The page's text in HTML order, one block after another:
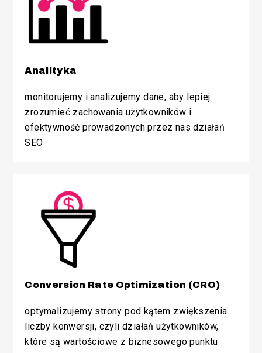
Analityka
monitorujemy i analizujemy dane, aby lepiej
zrozumieć zachowania użytkowników i
efektywność prowadzonych przez nas działań
SEO
Conversion Rate Optimization (CRO)
optymalizujemy strony pod kątem zwiększenia
liczby konwersji, czyli działań użytkowników,
które są wartościowe z biznesowego punktu